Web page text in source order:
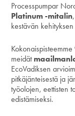
Processpumpar
Platinum -mitalin
kestävän
Kokonaispisteemme
meidät
EcoVadiksen
pitkäjänteisestä ja
työolojen, eettisten
edistämiseksi.